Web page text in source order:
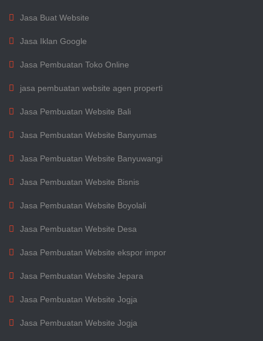
Jasa Buat Website
Jasa Iklan Google
Jasa Pembuatan Toko Online
jasa pembuatan website agen properti
Jasa Pembuatan Website Bali
Jasa Pembuatan Website Banyumas
Jasa Pembuatan Website Banyuwangi
Jasa Pembuatan Website Bisnis
Jasa Pembuatan Website Boyolali
Jasa Pembuatan Website Desa
Jasa Pembuatan Website ekspor impor
Jasa Pembuatan Website Jepara
Jasa Pembuatan Website Jogja
Jasa Pembuatan Website Jogja